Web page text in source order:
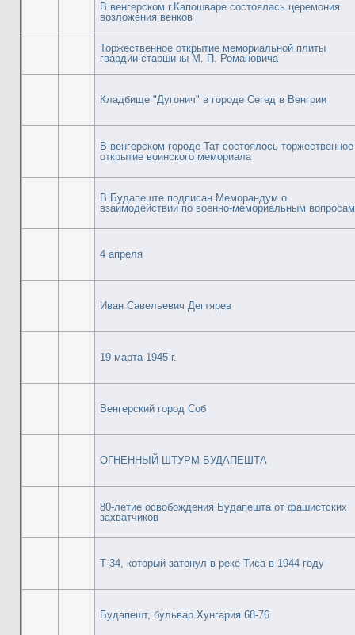
В венгерском г.Капошваре состоялась церемония
возложения венков
Торжественное открытие мемориальной плиты
гвардии старшины М. П. Романовича
Кладбище "Дугонич" в городе Сегед в Венгрии
В венгерском городе Тат состоялось торжественное
открытие воинского мемориала
В Будапеште подписан Меморандум о
взаимодействии по военно-мемориальным вопросам
4 апреля
Иван Савельевич Дегтярев
19 марта 1945 г.
Венгерский город Соб
ОГНЕННЫЙ ШТУРМ БУДАПЕШТА
80-летие освобождения Будапешта от фашистских
захватчиков
Т-34, который затонул в реке Тиса в 1944 году
Будапешт, бульвар Хунгария 68-76